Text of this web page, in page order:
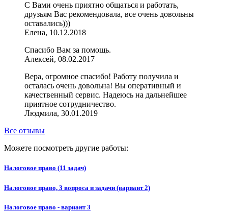
С Вами очень приятно общаться и работать,
друзьям Вас рекомендовала, все очень довольны
оставались)))
Елена, 10.12.2018
Спасибо Вам за помощь.
Алексей, 08.02.2017
Вера, огромное спасибо! Работу получила и
осталась очень довольна! Вы оперативный и
качественный сервис. Надеюсь на дальнейшее
приятное сотрудничество.
Людмила, 30.01.2019
Все отзывы
Можете посмотреть другие работы:
Налоговое право (11 задач)
Налоговое право, 3 вопроса и задачи (вариант 2)
Налоговое право - вариант 3